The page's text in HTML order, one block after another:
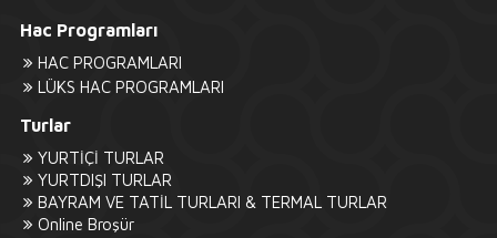
Hac Programları
HAC PROGRAMLARI
LÜKS HAC PROGRAMLARI
Turlar
YURTİÇİ TURLAR
YURTDIŞI TURLAR
BAYRAM VE TATİL TURLARI & TERMAL TURLAR
Online Broşür